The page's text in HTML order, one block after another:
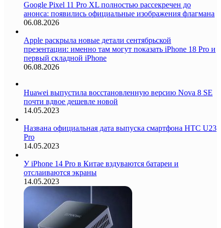
Google Pixel 11 Pro XL полностью рассекречен до
анонса: появились официальные изображения флагмана
06.08.2026
Apple раскрыла новые детали сентябрьской
презентации: именно там могут показать iPhone 18 Pro и
первый складной iPhone
06.08.2026
Huawei выпустила восстановленную версию Nova 8 SE
почти вдвое дешевле новой
14.05.2023
Названа официальная дата выпуска смартфона HTC U23
Pro
14.05.2023
У iPhone 14 Pro в Китае вздуваются батареи и
отслаиваются экраны
14.05.2023